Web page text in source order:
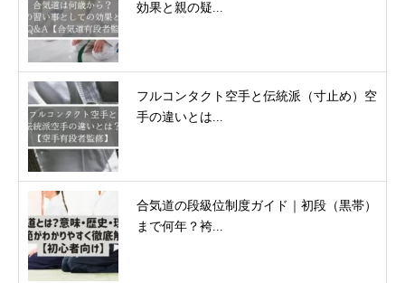
効果と親の疑...
フルコンタクト空手と伝統派（寸止め）空
手の違いとは...
合気道の段級位制度ガイド｜初段（黒帯）
まで何年？袴...